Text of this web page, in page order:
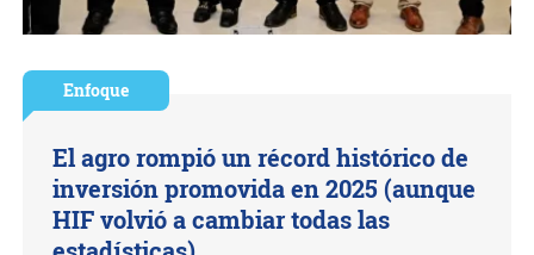
Enfoque
El agro rompió un récord histórico de
inversión promovida en 2025 (aunque
HIF volvió a cambiar todas las